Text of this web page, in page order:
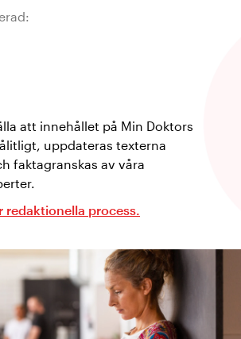
att innehållet på Min Doktors
uppdateras texterna
faktagranskas av våra
redaktionella process.